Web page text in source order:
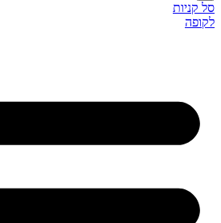
סל קניות
לקופה